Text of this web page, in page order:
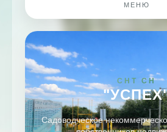
МЕНЮ
СНТ СН
Садоводческое